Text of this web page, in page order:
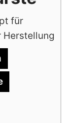
für
Herstellung